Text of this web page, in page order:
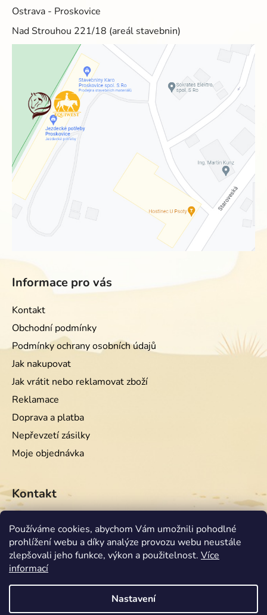
Používáme cookies, abychom Vám umožnili pohodlné
prohlížení webu a díky analýze provozu webu neustále
zlepšovali jeho funkce, výkon a použitelnost. Více
informací
Nastavení
Ostrava - Proskovice
Nad Strouhou 221/18 (areál stavebnin)
Informace pro vás
Kontakt
Obchodní podmínky
Podmínky ochrany osobních údajů
Jak nakupovat
Jak vrátit nebo reklamovat zboží
Reklamace
Doprava a platba
Nepřevzetí zásilky
Moje objednávka
Kontakt
info @equiwest.cz
+420724001554